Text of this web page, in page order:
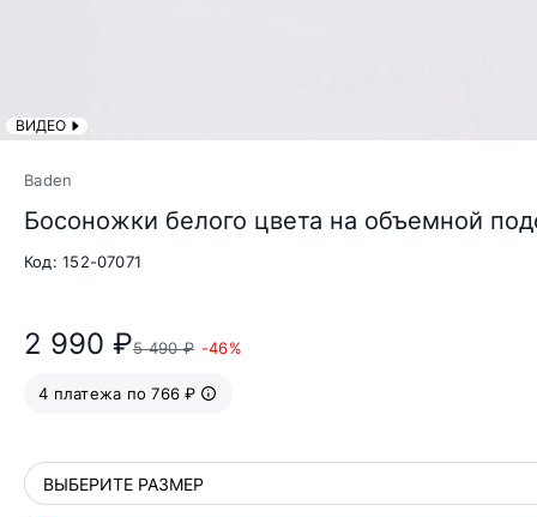
ВИДЕО
Baden
Босоножки белого цвета на объемной
Код: 152-07071
2 990 ₽5 490 ₽ -46%
4 платежа по 766 ₽
ВЫБЕРИТЕ РАЗМЕР